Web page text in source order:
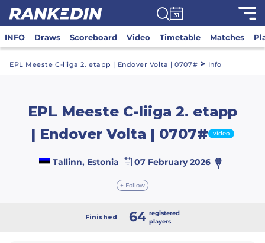
INFO Draws Scoreboard Video Timetable Matches
EPL Meeste C-liiga 2. etapp | Endover Volta | 0707# > Info
EPL Meeste C-liiga 2. etapp
| Endover Volta | 0707#
video
Tallinn, Estonia 07 February 2026
+ Follow
Finished 64 registered
players